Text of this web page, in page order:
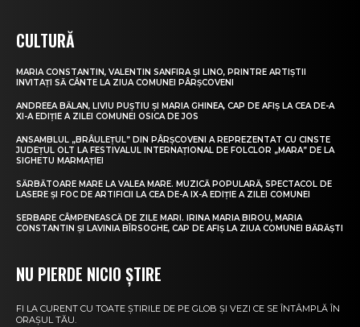
CULTURĂ
MARIA CONSTANTIN, VALENTIN SANFIRA ȘI LINO, PRINTRE ARTIȘTII
INVITAȚI SĂ CÂNTE LA ZIUA COMUNEI PÂRȘCOVENI
ANDREEA BĂLAN, LIVIU PUȘTIU ȘI MARIA GHINEA, CAP DE AFIȘ LA CEA DE-A
XI-A EDIȚIE A ZILEI COMUNEI OSICA DE JOS
ANSAMBLUL „BRÂULEȚUL” DIN PÂRȘCOVENI A REPREZENTAT CU CINSTE
JUDEȚUL OLT LA FESTIVALUL INTERNAȚIONAL DE FOLCLOR „MARA” DE LA
SIGHETU MARMAȚIEI
SĂRBĂTOARE MARE LA VALEA MARE. MUZICĂ POPULARĂ, SPECTACOL DE
LASERE ȘI FOC DE ARTIFICII LA CEA DE-A IX-A EDIȚIE A ZILEI COMUNEI
SERBARE CÂMPENEASCĂ DE ZILE MARI. IRINA MARIA BIROU, MARIA
CONSTANTIN ȘI LAVINIA BÎRSOGHE, CAP DE AFIȘ LA ZIUA COMUNEI BĂRĂȘTI
NU PIERDE NICIO ȘTIRE
FI LA CURENT CU TOATE ȘTIRILE DE PE GLOB ȘI VEZI CE SE ÎNTÂMPLĂ ÎN
ORAȘUL TĂU.